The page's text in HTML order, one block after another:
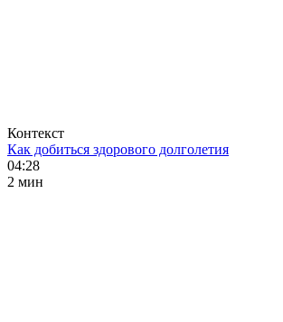
Контекст
Как добиться здорового долголетия
04:28
2 мин